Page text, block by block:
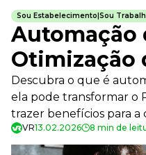
Todas as categorias
Confira nossos
Empreendedorismo
Impulsione o seu
Legislação
Fique por dentro da lei
Pessoas e Cultura
Aprimore a cultura
Educação
Sou Estabelecimento|Sou
Automação
Otimização
Descubra o que é
ela pode transformar o
trazer benefícios para
VR13.02.2026 8 min de